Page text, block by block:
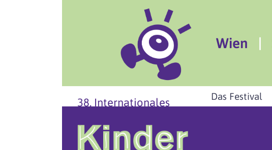
Wien |
38. Internationales Das Festival